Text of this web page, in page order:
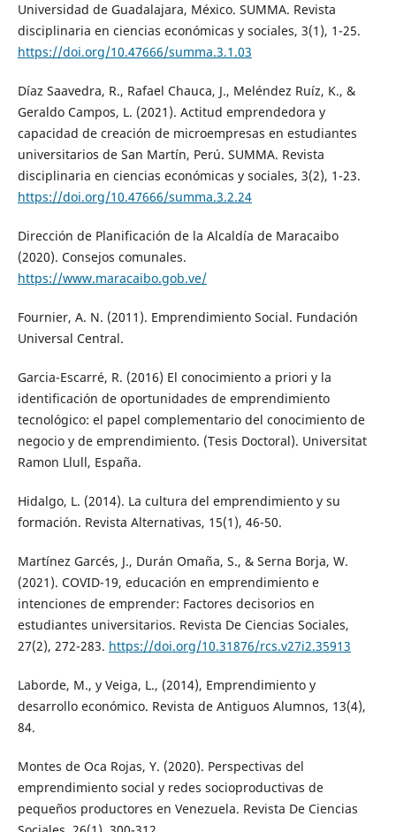
Universidad de Guadalajara, México. SUMMA. Revista
disciplinaria en ciencias económicas y sociales, 3(1), 1-25.
https://doi.org/10.47666/summa.3.1.03
Díaz Saavedra, R., Rafael Chauca, J., Meléndez Ruíz, K., &
Geraldo Campos, L. (2021). Actitud emprendedora y
capacidad de creación de microempresas en estudiantes
universitarios de San Martín, Perú. SUMMA. Revista
disciplinaria en ciencias económicas y sociales, 3(2), 1-23.
https://doi.org/10.47666/summa.3.2.24
Dirección de Planificación de la Alcaldía de Maracaibo
(2020). Consejos comunales.
https://www.maracaibo.gob.ve/
Fournier, A. N. (2011). Emprendimiento Social. Fundación
Universal Central.
Garcia-Escarré, R. (2016) El conocimiento a priori y la
identificación de oportunidades de emprendimiento
tecnológico: el papel complementario del conocimiento de
negocio y de emprendimiento. (Tesis Doctoral). Universitat
Ramon Llull, España.
Hidalgo, L. (2014). La cultura del emprendimiento y su
formación. Revista Alternativas, 15(1), 46-50.
Martínez Garcés, J., Durán Omaña, S., & Serna Borja, W.
(2021). COVID-19, educación en emprendimiento e
intenciones de emprender: Factores decisorios en
estudiantes universitarios. Revista De Ciencias Sociales,
27(2), 272-283. https://doi.org/10.31876/rcs.v27i2.35913
Laborde, M., y Veiga, L., (2014), Emprendimiento y
desarrollo económico. Revista de Antiguos Alumnos, 13(4),
84.
Montes de Oca Rojas, Y. (2020). Perspectivas del
emprendimiento social y redes socioproductivas de
pequeños productores en Venezuela. Revista De Ciencias